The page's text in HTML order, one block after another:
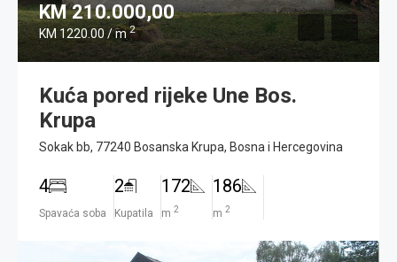
KM 210.000,00
KM 1220.00 / m2
Kuća pored rijeke Une Bos.
Krupa
Sokak bb, 77240 Bosanska Krupa, Bosna i Hercegovina
4
Spavaća soba
2
Kupatila
172
m 2
186
m 2